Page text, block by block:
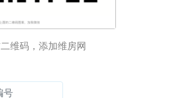
维码，添加维房网